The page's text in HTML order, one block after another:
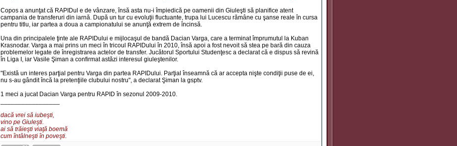
Copos a anunţat că RAPIDul e de vânzare, însă asta nu-i împiedică pe oamenii din Giuleşti să planifice atent
campania de transferuri din iarnă. După un tur cu evoluţii fluctuante, trupa lui Lucescu rămâne cu şanse reale în cursa
pentru titlu, iar partea a doua a campionatului se anunţă extrem de încinsă.
Una din principalele ţinte ale RAPIDului e mijlocaşul de bandă Dacian Varga, care a terminat împrumutul la Kuban
Krasnodar. Varga a mai prins un meci în tricoul RAPIDului în 2010, însă apoi a fost nevoit să stea pe bară din cauza
problemelor legate de înregistrarea actelor de transfer. Jucătorul Sportului Studenţesc a declarat că e dispus să revină
în Liga I, iar Vasile Şiman a confirmat astăzi interesul giuleştenilor.
"Există un interes parţial pentru Varga din partea RAPIDului. Parţial înseamnă că ar accepta nişte condiţii puse de ei,
nu s-au gândit încă la pretenţiile clubului nostru", a declarat Şiman la gsptv.
1 meci a jucat Dacian Varga pentru RAPID în sezonul 2009-2010.
dacă vrei să iubeşti,
vino pe Giuleşti.
ai să trăieşti viaţă boemă
cum întâlneşti în poveşti.